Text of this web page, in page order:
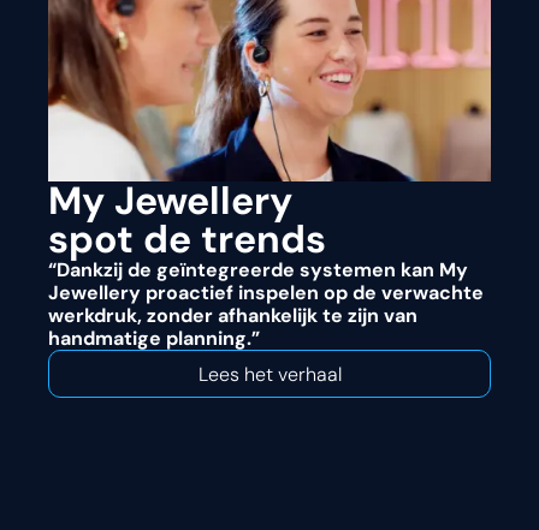
My Jewellery
spot de trends
“Dankzij de geïntegreerde systemen kan My
Jewellery proactief inspelen op de verwachte
werkdruk, zonder afhankelijk te zijn van
handmatige planning.”
Lees het verhaal